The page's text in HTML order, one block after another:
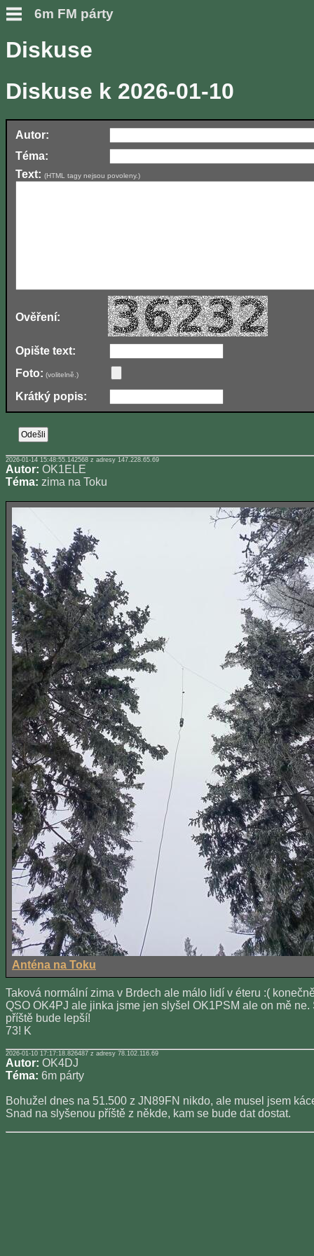
6m FM párty
Diskuse
Diskuse k 2026-01-10
Autor:
Téma:
Text: (HTML tagy nejsou povoleny.)
Ověření:
Opište text:
Foto: (volitelně.)
Krátký popis:
2026-01-14 15:48:55.142568 z adresy 147.228.65.69
Autor: OK1ELE
Téma: zima na Toku
Anténa na Toku
Taková normální zima v Brdech ale málo lidí v éteru :(
QSO OK4PJ ale jinka jsme jen slyšel OK1PSM ale on mě ne.
příště bude lepší!
73! K
2026-01-10 17:17:18.826487 z adresy 78.102.116.69
Autor: OK4DJ
Téma: 6m párty
Bohužel dnes na 51.500 z JN89FN nikdo, ale musel jsem
Snad na slyšenou příště z někde, kam se bude dat dostat.